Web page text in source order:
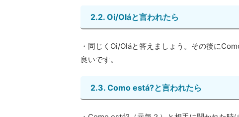
2.2. Oi/Oláと言われたら
・同じくOi/Oláと答えましょう。その後に
良いです。
2.3. Como está?と言われたら